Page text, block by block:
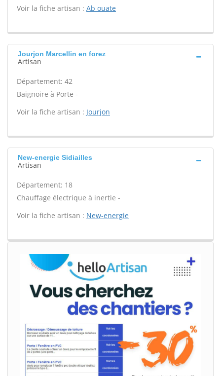
Voir la fiche artisan : Ab ouate
Jourjon Marcellin en forez
Artisan
Département: 42
Baignoire à Porte -
Voir la fiche artisan : Jourjon
New-energie Sidiailles
Artisan
Département: 18
Chauffage électrique à inertie -
Voir la fiche artisan : New-energie